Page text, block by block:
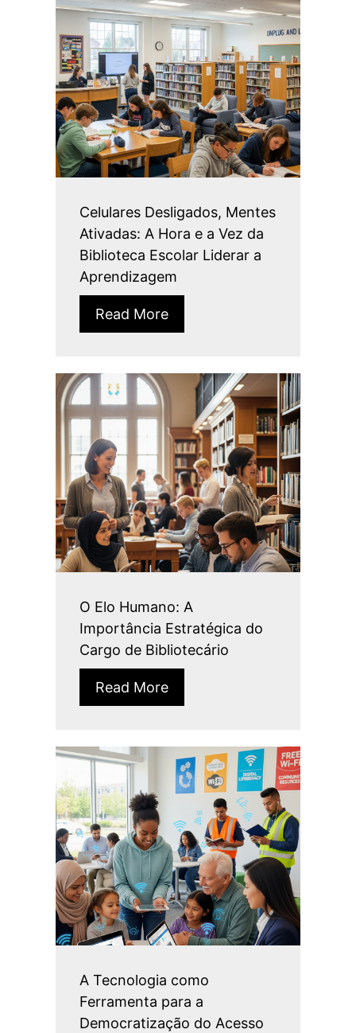
Celulares Desligados, Mentes
Ativadas: A Hora e a Vez da
Biblioteca Escolar Liderar a
Aprendizagem
Read More
O Elo Humano: A
Importância Estratégica do
Cargo de Bibliotecário
Read More
A Tecnologia como
Ferramenta para a
Democratização do Acesso